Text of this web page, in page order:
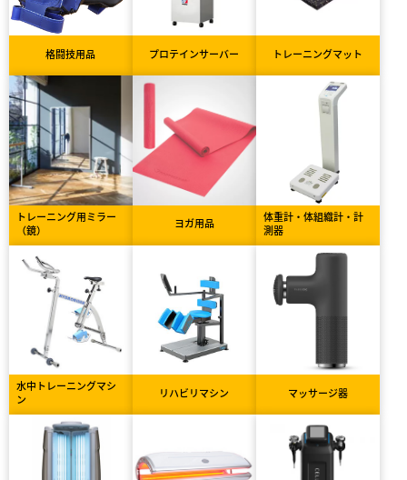
格闘技用品 プロテインサーバー トレーニングマット
トレーニング用ミラー
（鏡）
ヨガ用品
体重計・体組織計・計
測器
水中トレーニングマシ
ン
リハビリマシン マッサージ器